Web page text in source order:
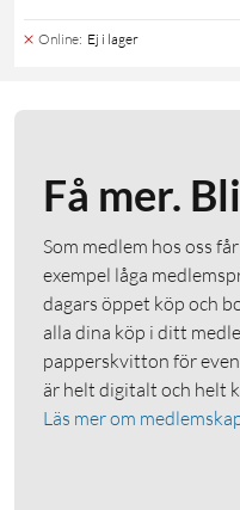
Online: Ej i lager
Få mer.
Som medlem hos oss
exempel låga
dagars öppet köp och
alla dina köp i ditt
papperskvitton för
är helt digitalt och helt
Läs mer om